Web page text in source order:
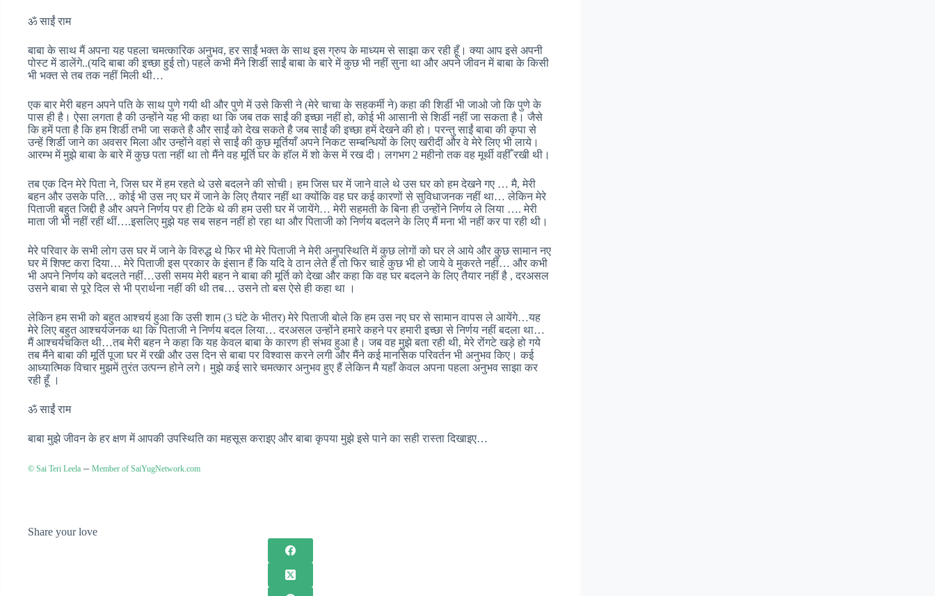
ॐ साईं राम
बाबा के साथ मैं अपना यह पहला चमत्कारिक अनुभव, हर साईं भक्त के साथ इस ग्रुप के माध्यम से साझा कर रही हूँ। क्या आप इसे अपनी
पोस्ट में डालेंगे..(यदि बाबा की इच्छा हुई तो) पहले कभी मैंने शिर्डी साईं बाबा के बारे में कुछ भी नहीं सुना था और अपने जीवन में बाबा के किसी
भी भक्त से तब तक नहीं मिली थी…
एक बार मेरी बहन अपने पति के साथ पुणे गयी थी और पुणे में उसे किसी ने (मेरे चाचा के सहकर्मी ने) कहा की शिर्डी भी जाओ जो कि पुणे के
पास ही है। ऐसा लगता है की उन्होंने यह भी कहा था कि जब तक साईं की इच्छा नहीं हो, कोई भी आसानी से शिर्डी नहीं जा सकता है। जैसे
कि हमें पता है कि हम शिर्डी तभी जा सकते है और साईं को देख सकते है जब साईं की इच्छा हमें देखने की हो। परन्तु साईं बाबा की कृपा से
उन्हें शिर्डी जाने का अवसर मिला और उन्होंने वहां से साईं की कुछ मूर्तियाँ अपने निकट सम्बन्धियों के लिए खरीदीं और वे मेरे लिए भी लाये।
आरम्भ में मुझे बाबा के बारे में कुछ पता नहीं था तो मैंने वह मूर्ति घर के हॉल में शो केस में रख दी। लगभग 2 महीनो तक वह मूर्थी वहीँ रखी थी।
तब एक दिन मेरे पिता ने, जिस घर में हम रहते थे उसे बदलने की सोची। हम जिस घर में जाने वाले थे उस घर को हम देखने गए … मै, मेरी
बहन और उसके पति… कोई भी उस नए घर में जाने के लिए तैयार नहीं था क्योंकि वह घर कई कारणों से सुविधाजनक नहीं था… लेकिन मेरे
पिताजी बहुत जिद्दी है और अपने निर्णय पर ही टिके थे की हम उसी घर में जायेंगे… मेरी सहमती के बिना ही उन्होंने निर्णय ले लिया …. मेरी
माता जी भी नहीं रहीं थीं….इसलिए मुझे यह सब सहन नहीं हो रहा था और पिताजी को निर्णय बदलने के लिए मैं मना भी नहीं कर पा रही थी।
मेरे परिवार के सभी लोग उस घर में जाने के विरुद्ध थे फिर भी मेरे पिताजी ने मेरी अनुपस्थिति में कुछ लोगों को घर ले आये और कुछ सामान नए
घर में शिफ्ट करा दिया… मेरे पिताजी इस प्रकार के इंसान हैं कि यदि वे ठान लेते हैं तो फिर चाहे कुछ भी हो जाये वे मुकरते नहीं… और कभी
भी अपने निर्णय को बदलते नहीं…उसी समय मेरी बहन ने बाबा की मूर्ति को देखा और कहा कि वह घर बदलने के लिए तैयार नहीं है , दरअसल
उसने बाबा से पूरे दिल से भी प्रार्थना नहीं की थी तब… उसने तो बस ऐसे ही कहा था ।
लेकिन हम सभी को बहुत आश्चर्य हुआ कि उसी शाम (3 घंटे के भीतर) मेरे पिताजी बोले कि हम उस नए घर से सामान वापस ले आयेंगे…यह
मेरे लिए बहुत आश्चर्यजनक था कि पिताजी ने निर्णय बदल लिया… दरअसल उन्होंने हमारे कहने पर हमारी इच्छा से निर्णय नहीं बदला था…
मैं आश्चर्यचकित थी…तब मेरी बहन ने कहा कि यह केवल बाबा के कारण ही संभव हुआ है। जब वह मुझे बता रही थी, मेरे रोंगटे खड़े हो गये
तब मैंने बाबा की मूर्ति पूजा घर में रखी और उस दिन से बाबा पर विश्वास करने लगी और मैंने कई मानसिक परिवर्तन भी अनुभव किए। कई
आध्यात्मिक विचार मुझमें तुरंत उत्पन्न होने लगे। मुझे कई सारे चमत्कार अनुभव हुए हैं लेकिन मै यहाँ केवल अपना पहला अनुभव साझा कर
रही हूँ ।
ॐ साईं राम
बाबा मुझे जीवन के हर क्षण में आपकी उपस्थिति का महसूस कराइए और बाबा कृपया मुझे इसे पाने का सही रास्ता दिखाइए…
© Sai Teri Leela – Member of SaiYugNetwork.com
Share your love